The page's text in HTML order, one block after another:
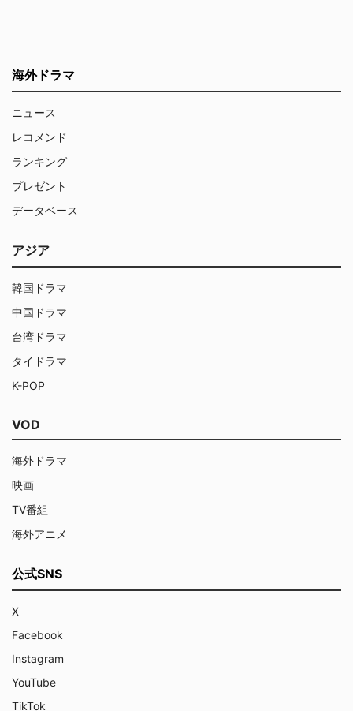
海外ドラマ
ニュース
レコメンド
ランキング
プレゼント
データベース
アジア
韓国ドラマ
中国ドラマ
台湾ドラマ
タイドラマ
K-POP
VOD
海外ドラマ
映画
TV番組
海外アニメ
公式SNS
X
Facebook
Instagram
YouTube
TikTok